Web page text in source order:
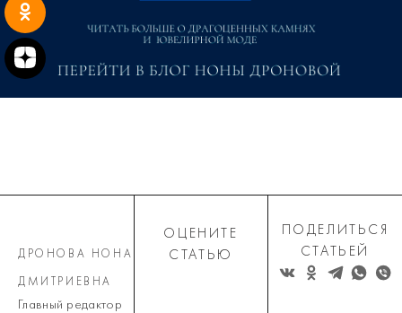
ДРОНОВА НОНА
ДМИТРИЕВНА
Главный редактор
ОЦЕНИТЕ
СТАТЬЮ
ПОДЕЛИТЬСЯ
СТАТЬЕЙ